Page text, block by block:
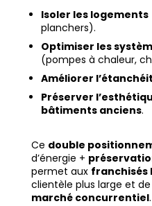
Isoler les logements
planchers).
Optimiser les
(pompes à chaleur,
Améliorer
Préserver
bâtiments anciens.
Ce double
d’énergie +
permet aux franchisés
clientèle plus large et
marché concurrentiel.